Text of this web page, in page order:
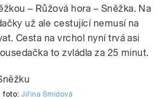
– Růžová hora – Sněžka. Na
už ale cestující nemusí na
Cesta na vrchol nyní trvá asi
to zvládla za 25 minut.
foto:Jiřina Šmídová